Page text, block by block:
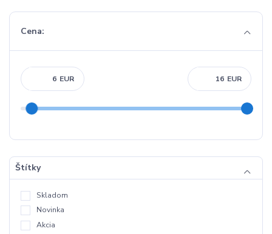
Cena:
EUR EUR
Štítky
Skladom
Novinka
Akcia